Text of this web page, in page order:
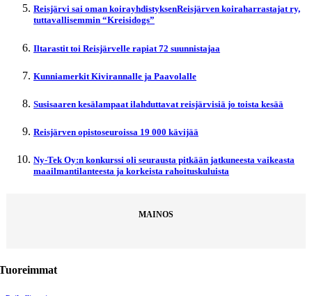
Reisjärvi sai oman koirayhdistyksenReisjärven koiraharrastajat ry,
tuttavallisemmin “Kreisidogs”
Iltarastit toi Reisjärvelle rapiat 72 suunnistajaa
Kunniamerkit Kivirannalle ja Paavolalle
Susisaaren kesälampaat ilahduttavat reisjärvisiä jo toista kesää
Reisjärven opistoseuroissa 19 000 kävijää
Ny-Tek Oy:n konkurssi oli seurausta pitkään jatkuneesta vaikeasta
maailmantilanteesta ja korkeista rahoituskuluista
MAINOS